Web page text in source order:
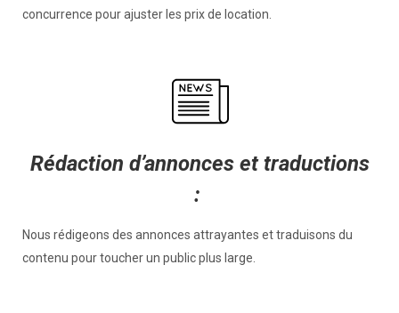
concurrence pour ajuster les prix de location.
Rédaction d’annonces et traductions
:
Nous rédigeons des annonces attrayantes et traduisons du
contenu pour toucher un public plus large.